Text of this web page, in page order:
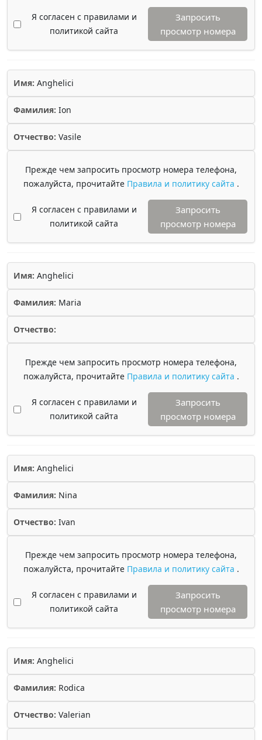
Я согласен с правилами и
политикой сайта
Запросить
просмотр номера
Имя: Anghelici
Фамилия: Ion
Отчество: Vasile
Прежде чем запросить просмотр номера телефона,
пожалуйста, прочитайте Правила и политику сайта .
Я согласен с правилами и
политикой сайта
Запросить
просмотр номера
Имя: Anghelici
Фамилия: Maria
Отчество:
Прежде чем запросить просмотр номера телефона,
пожалуйста, прочитайте Правила и политику сайта .
Я согласен с правилами и
политикой сайта
Запросить
просмотр номера
Имя: Anghelici
Фамилия: Nina
Отчество: Ivan
Прежде чем запросить просмотр номера телефона,
пожалуйста, прочитайте Правила и политику сайта .
Я согласен с правилами и
политикой сайта
Запросить
просмотр номера
Имя: Anghelici
Фамилия: Rodica
Отчество: Valerian